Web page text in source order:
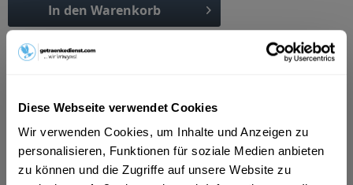
Diese Webseite verwendet Cookies
Wir verwenden Cookies, um Inhalte und Anzeigen zu
personalisieren, Funktionen für soziale Medien anbieten
zu können und die Zugriffe auf unsere Website zu
In den Warenkorb
Artikel-Nr.:
Beschreibung
mehr
"Burkhardt Blutorange XL 10 x 0,5l"